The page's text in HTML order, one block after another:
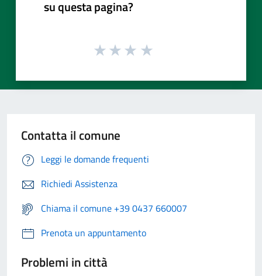
su questa pagina?
Contatta il comune
Leggi le domande frequenti
Richiedi Assistenza
Chiama il comune +39 0437 660007
Prenota un appuntamento
Problemi in città